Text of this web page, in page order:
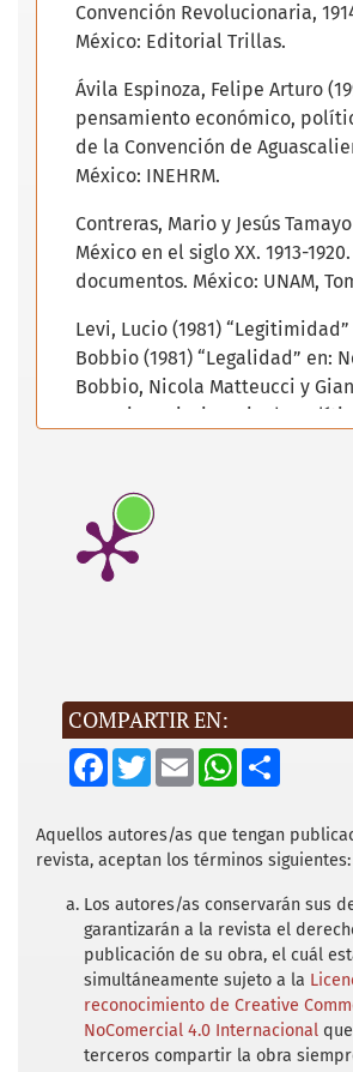
COMPARTIR EN:
F
a
b
o
o
T
w
t
e
r
E
m
l
W
s
A
p
S
e
Convención Revolucionaria,
México: Editorial Trillas.
Ávila Espinoza, Felipe Arturo
pensamiento económico,
de la Convención de
México: INEHRM.
Contreras, Mario y Jesús Tamayo
México en el siglo XX. 1913-
documentos. México: UNAM,
Levi, Lucio (1981)
Bobbio (1981) “Legalidad” en:
Bobbio, Nicola Matteucci y
Pasquino, Diccionario de
Cabrera, Luis (1948). “Sufragio
reelección” en: Alberto Pani,
Una encuesta sobre la cuestión
democrática en México.
Editores.
Cumberland, Charles (1975). La
Mexicana. Los años
Hall, Linda (1995). Álvaro
revolución en México, 1911-
SEDENA.
Mac Gregor, Josefina (1986). “La
Legislatura frente a Victoriano
caso de parlamentarismo?” en:
Núm. 4, enero-abril.
Aquellos autores/as que tengan
revista, aceptan los términos siguientes:
Los autores/as conservarán sus
garantizarán a la revista el
publicación de su obra, el cuál
simultáneamente sujeto a la
reconocimiento de Creative
NoComercial 4.0 Internacional
terceros compartir la obra